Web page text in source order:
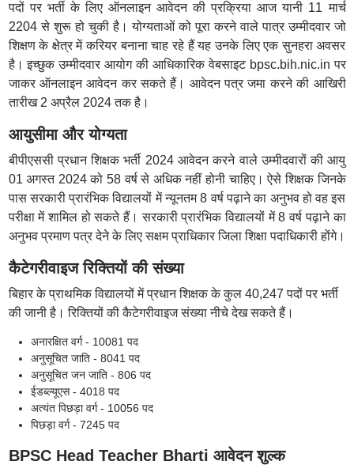
पदों पर भर्ती के लिए ऑनलाइन आवेदन की प्रक्रिया आज यानी 11 मार्च
2204 से शुरू हो चुकी है। योग्यताओं को पूरा करने वाले पात्र उम्मीदवार जो
शिक्षण के क्षेत्र में करियर बनाना चाह रहे हैं यह उनके लिए एक सुनहरा अवसर
है। इच्छुक उम्मीदवार आयोग की आधिकारिक वेबसाइट bpsc.bih.nic.in पर
जाकर ऑनलाइन आवेदन कर सकते हैं। आवेदन पत्र जमा करने की आखिरी
तारीख 2 अप्रैल 2024 तक है।
आयुसीमा और योग्यता
बीपीएससी प्रधान शिक्षक भर्ती 2024 आवेदन करने वाले उम्मीदवारों की आयु
01 अगस्त 2024 को 58 वर्ष से अधिक नहीं होनी चाहिए। ऐसे शिक्षक जिनके
पास सरकारी प्रारंभिक विद्यालयों में न्यूनतम 8 वर्ष पढ़ाने का अनुभव हो वह इस
परीक्षा में शामिल हो सकते हैं। सरकारी प्रारंभिक विद्यालयों में 8 वर्ष पढ़ाने का
अनुभव प्रमाण पत्र देने के लिए सक्षम प्राधिकार जिला शिक्षा पदाधिकारी होंगे।
कैटेगरीवाइज रिक्तियों की संख्या
बिहार के प्राथमिक विद्यालयों में प्रधान शिक्षक के कुल 40,247 पदों पर भर्ती
की जानी है। रिक्तियों की कैटेगरीवाइज संख्या नीचे देख सकते हैं।
अनारक्षित वर्ग - 10081 पद
अनुसूचित जाति - 8041 पद
अनुसूचित जन जाति - 806 पद
ईडब्ल्यूएस - 4018 पद
अत्यंत पिछड़ा वर्ग - 10056 पद
पिछड़ा वर्ग - 7245 पद
BPSC Head Teacher Bharti आवेदन शुल्क